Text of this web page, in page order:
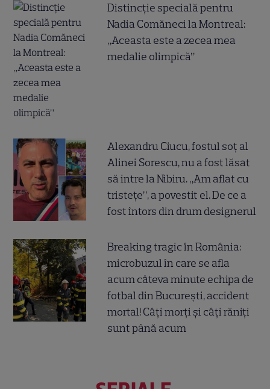
Distincție specială pentru
Nadia Comăneci la Montreal:
„Aceasta este a zecea mea
medalie olimpică”
Alexandru Ciucu, fostul soț al
Alinei Sorescu, nu a fost lăsat
să intre la Nibiru. „Am aflat cu
tristețe”, a povestit el. De ce a
fost întors din drum designerul
Breaking tragic în România:
microbuzul în care se afla
acum câteva minute echipa de
fotbal din București, accident
mortal! Câți morți și câți răniți
sunt până acum